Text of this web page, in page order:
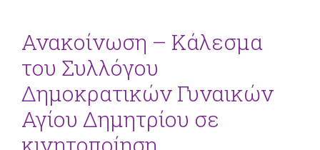
Ανακοίνωση – Κάλεσμα
του Συλλόγου
Δημοκρατικών Γυναικών
Αγίου Δημητρίου σε
κινητοποίηση